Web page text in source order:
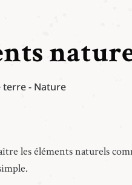
terre- Nature
les éléments naturels